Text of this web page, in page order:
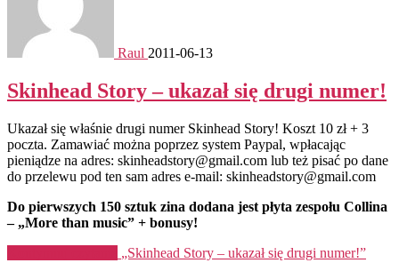
Raul 2011-06-13
Skinhead Story – ukazał się drugi numer!
Ukazał się właśnie drugi numer Skinhead Story! Koszt 10 zł + 3
poczta. Zamawiać można poprzez system Paypal, wpłacając
pieniądze na adres: skinheadstory@gmail.com lub też pisać po dane
do przelewu pod ten sam adres e-mail: skinheadstory@gmail.com
Do pierwszych 150 sztuk zina dodana jest płyta zespołu Collina
– „More than music” + bonusy!
„Skinhead Story – ukazał się drugi numer!”